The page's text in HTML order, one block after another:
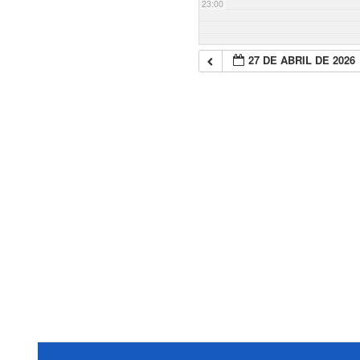
23:00
27 DE ABRIL DE 2026